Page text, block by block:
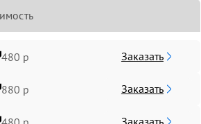
480 р Заказать
880 р Заказать
Заказать